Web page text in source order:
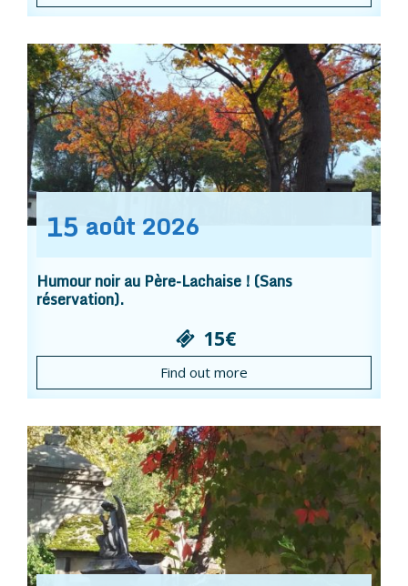
15 août 2026
Humour noir au Père-Lachaise ! (Sans
réservation).
15€
Find out more